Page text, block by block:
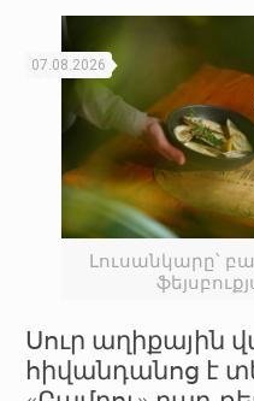
Լուսանկարը՝
07.08.2026
Սուր աղիքային
հիվանդանոց է